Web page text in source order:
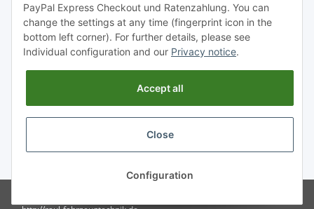
Mo. - Fr. 08:00 - 15:00
Sa. / So. closed
Dates could be arranged even outside business hours.
PayPal Express Checkout und Ratenzahlung. You can
change the settings at any time (fingerprint icon in the
bottom left corner). For further details, please see
Individual configuration and our Privacy notice.
Accept all
Close
Configuration